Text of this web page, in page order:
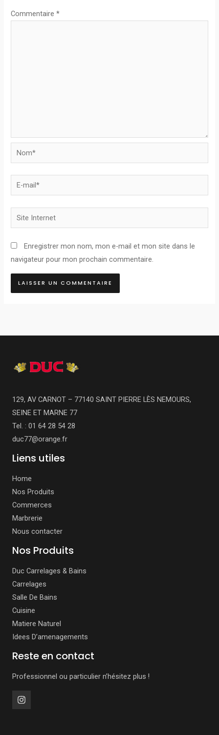
Commentaire*
Nom*
E-
mail*
Site
Internet
Enregistrer mon nom, mon e-mail et mon site dans le
navigateur pour mon prochain commentaire.
129, AV CARNOT – 77140 SAINT PIERRE LÈS NEMOURS,
SEINE ET MARNE 77
Tel. : 01 64 28 54 28
duc77@orange.fr
Liens utiles
Home
Nos Produits
Commerces
Marbrerie
Nous contacter
Nos Produits
Duc Carrelages & Bains
Carrelages
Salle De Bains
Cuisine
Matiere Naturel
Idees D’amenagements
Reste en contact
Professionnel ou particulier n’hésitez plus !